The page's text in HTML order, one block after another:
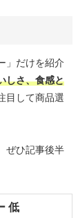
」だけを紹介
しさ、食感と
目して商品選
ぜひ記事後半
低